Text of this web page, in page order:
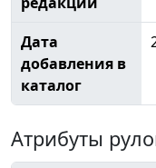
Дата
добавления в
каталог
Атрибуты